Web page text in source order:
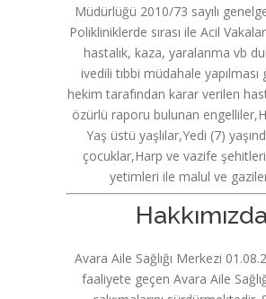
Müdürlüğü 2010/73 sayılı
Polikliniklerde sırası ile Acil
hastalık, kaza, yaralanma vb
ivedili tıbbi müdahale yapılması
hekim tarafından karar verilen
özürlü raporu bulunan
Yaş üstü yaşlılar,Yedi (7)
çocuklar,Harp ve vazife
yetimleri ile malul ve
Hakkımızda
Avara Aile Sağlığı Merkezi
faaliyete geçen Avara Aile